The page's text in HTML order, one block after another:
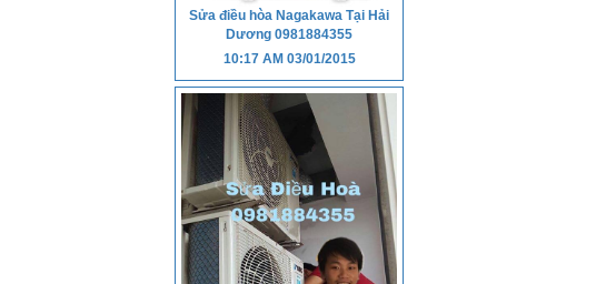
Sửa điều hòa Nagakawa Tại Hải
Dương 0981884355
10:17 AM03/01/2015